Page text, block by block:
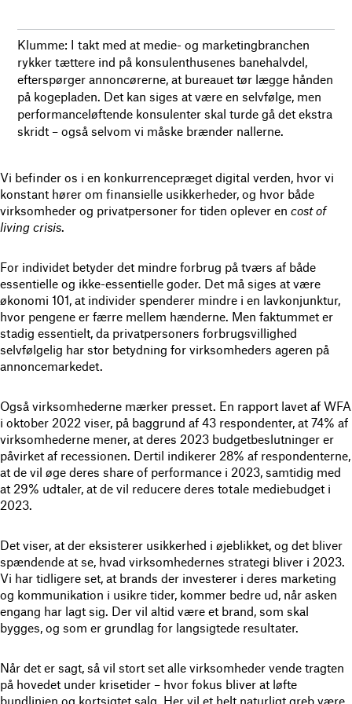
Klumme: I takt med at medie- og marketingbranchen
rykker tættere ind på konsulenthusenes banehalvdel,
efterspørger annoncørerne, at bureauet tør lægge hånden
på kogepladen. Det kan siges at være en selvfølge, men
performanceløftende konsulenter skal turde gå det ekstra
skridt – også selvom vi måske brænder nallerne.
Vi befinder os i en konkurrencepræget digital verden, hvor vi
konstant hører om finansielle usikkerheder, og hvor både
virksomheder og privatpersoner for tiden oplever en cost of
living crisis.
For individet betyder det mindre forbrug på tværs af både
essentielle og ikke-essentielle goder. Det må siges at være
økonomi 101, at individer spenderer mindre i en lavkonjunktur,
hvor pengene er færre mellem hænderne. Men faktummet er
stadig essentielt, da privatpersoners forbrugsvillighed
selvfølgelig har stor betydning for virksomheders ageren på
annoncemarkedet.
Også virksomhederne mærker presset. En rapport lavet af WFA
i oktober 2022 viser, på baggrund af 43 respondenter, at 74% af
virksomhederne mener, at deres 2023 budgetbeslutninger er
påvirket af recessionen. Dertil indikerer 28% af respondenterne,
at de vil øge deres share of performance i 2023, samtidig med
at 29% udtaler, at de vil reducere deres totale mediebudget i
2023.
Det viser, at der eksisterer usikkerhed i øjeblikket, og det bliver
spændende at se, hvad virksomhedernes strategi bliver i 2023.
Vi har tidligere set, at brands der investerer i deres marketing
og kommunikation i usikre tider, kommer bedre ud, når asken
engang har lagt sig. Der vil altid være et brand, som skal
bygges, og som er grundlag for langsigtede resultater.
Når det er sagt, så vil stort set alle virksomheder vende tragten
på hovedet under krisetider – hvor fokus bliver at løfte
bundlinjen og kortsigtet salg. Her vil et helt naturligt greb være